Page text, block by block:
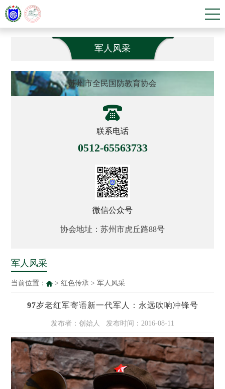
军人风采
苏州市全民国防教育协会
联系电话
0512-65563733
微信公众号
协会地址：苏州市虎丘路88号
军人风采
当前位置： >红色传承 >军人风采
97岁老红军寄语新一代军人：永远吹响冲锋号
发布者：创始人 发布时间：2016-08-11